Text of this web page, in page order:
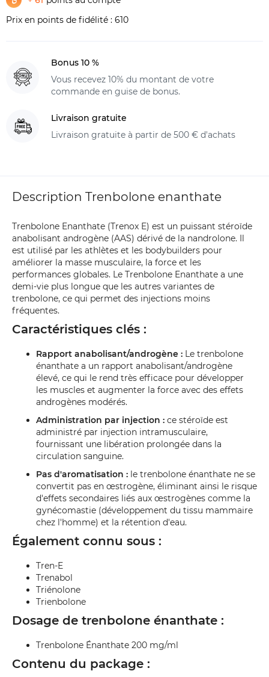
Prix en points de fidélité : 610
Bonus 10 %
Vous recevez 10% du montant de votre
commande en guise de bonus.
Livraison gratuite
Livraison gratuite à partir de 500 € d'achats
Description Trenbolone enanthate
Trenbolone Enanthate (Trenox E) est un puissant stéroïde
anabolisant androgène (AAS) dérivé de la nandrolone. Il
est utilisé par les athlètes et les bodybuilders pour
améliorer la masse musculaire, la force et les
performances globales. Le Trenbolone Enanthate a une
demi-vie plus longue que les autres variantes de
trenbolone, ce qui permet des injections moins
fréquentes.
Caractéristiques clés :
Rapport anabolisant/androgène : Le trenbolone
énanthate a un rapport anabolisant/androgène
élevé, ce qui le rend très efficace pour développer
les muscles et augmenter la force avec des effets
androgènes modérés.
Administration par injection : ce stéroïde est
administré par injection intramusculaire,
fournissant une libération prolongée dans la
circulation sanguine.
Pas d'aromatisation : le trenbolone énanthate ne se
convertit pas en œstrogène, éliminant ainsi le risque
d'effets secondaires liés aux œstrogènes comme la
gynécomastie (développement du tissu mammaire
chez l'homme) et la rétention d'eau.
Également connu sous :
Tren-E
Trenabol
Triénolone
Trienbolone
Dosage de trenbolone énanthate :
Trenbolone Énanthate 200 mg/ml
Contenu du package :